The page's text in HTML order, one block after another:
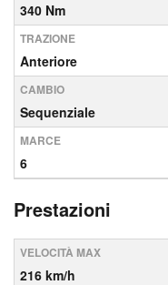
340 Nm
TRAZIONE
Anteriore
CAMBIO
Sequenziale
MARCE
6
Prestazioni
VELOCITÀ MAX
216 km/h